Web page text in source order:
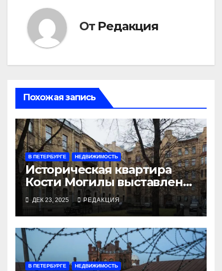
От Редакция
Похожая запись
В ПЕТЕРБУРГЕ НЕДВИЖИМОСТЬ
Историческая квартира
Кости Могилы выставлена
по бросовой цене
ДЕК 23, 2025 РЕДАКЦИЯ
В ПЕТЕРБУРГЕ НЕДВИЖИМОСТЬ